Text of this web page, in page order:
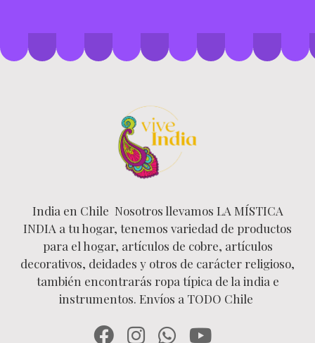
India en Chile Nosotros llevamos LA MÍSTICA
INDIA a tu hogar, tenemos variedad de productos
para el hogar, artículos de cobre, artículos
decorativos, deidades y otros de carácter religioso,
también encontrarás ropa típica de la india e
instrumentos. Envíos a TODO Chile